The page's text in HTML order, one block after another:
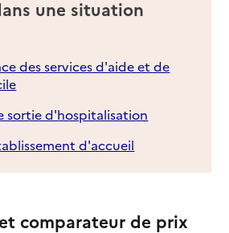
une situation
des services d'aide et de
sortie d'hospitalisation
d'accueil
comparateur de prix